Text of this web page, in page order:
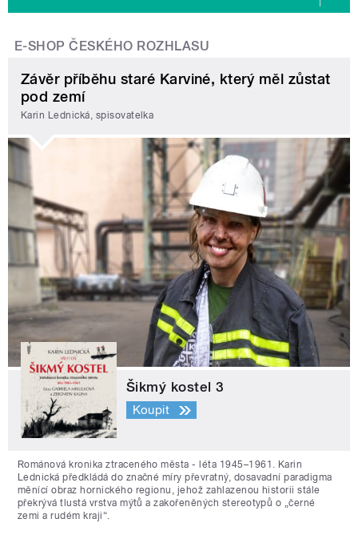
E-SHOP ČESKÉHO ROZHLASU
Závěr příběhu staré Karviné, který měl zůstat
pod zemí
Karin Lednická, spisovatelka
Šikmý kostel 3
Koupit
Románová kronika ztraceného města - léta 1945–1961. Karin
Lednická předkládá do značné míry převratný, dosavadní paradigma
měnící obraz hornického regionu, jehož zahlazenou historii stále
překrývá tlustá vrstva mýtů a zakořeněných stereotypů o „černé
zemi a rudém kraji“.